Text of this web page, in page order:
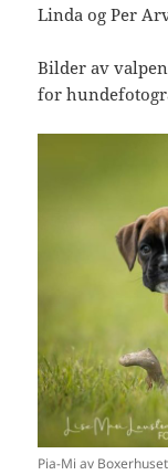
Linda og Per
Bilder av
for
Pia-Mi av